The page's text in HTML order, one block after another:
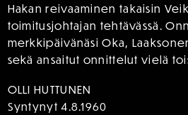
Hakan reivaaminen takaisin
toimitusjohtajan tehtävässä.
merkkipäivänäsi Oka,
sekä ansaitut onnittelut vielä
OLLI HUTTUNEN
Syntynyt 4.8.1960